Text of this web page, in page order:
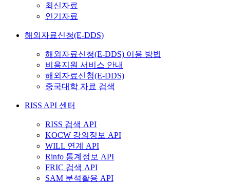
최신자료
인기자료
해외자료신청(E-DDS)
해외자료신청(E-DDS) 이용 방법
비용지원 서비스 안내
해외자료신청(E-DDS)
중국대학 자료 검색
RISS API 센터
RISS 검색 API
KOCW 강의정보 API
WILL 연계 API
Rinfo 통계정보 API
FRIC 검색 API
SAM 분석활용 API